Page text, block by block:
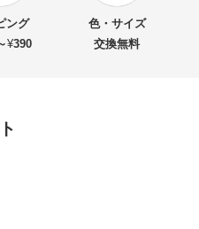
材コンビ 2WAYバッグ （イタリア
ング
¥390
色・サイズ
交換無料